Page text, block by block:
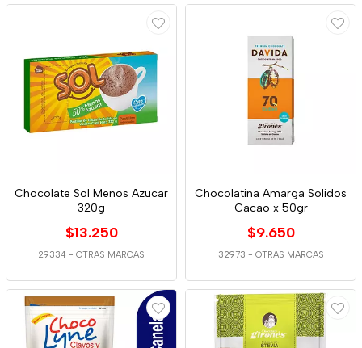
Chocolate Sol Menos Azucar
320g
$13.250
29334 - OTRAS MARCAS
Chocolatina Amarga Solidos
Cacao x 50gr
$9.650
32973 - OTRAS MARCAS